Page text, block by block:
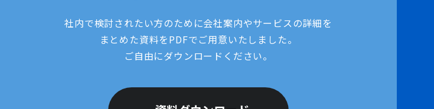
社内で検討されたい方のために会社案内やサービスの詳細を
まとめた資料をPDFでご用意いたしました。
ご自由にダウンロードください。